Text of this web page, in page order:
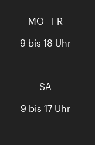
MO - FR
9 bis 18 Uhr
SA
9 bis 17 Uhr